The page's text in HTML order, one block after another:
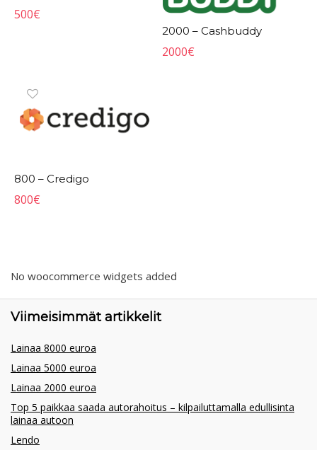
500€
2000 – Cashbuddy
2000€
800 – Credigo
800€
No woocommerce widgets added
Viimeisimmät artikkelit
Lainaa 8000 euroa
Lainaa 5000 euroa
Lainaa 2000 euroa
Top 5 paikkaa saada autorahoitus – kilpailuttamalla edullisinta
lainaa autoon
Lendo